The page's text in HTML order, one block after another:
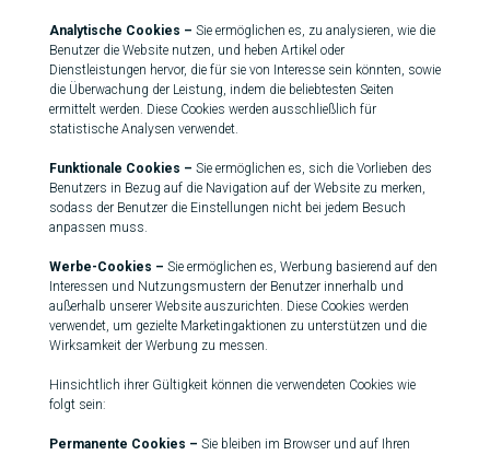
Analytische Cookies – Sie ermöglichen es, zu analysieren, wie die
Benutzer die Website nutzen, und heben Artikel oder
Dienstleistungen hervor, die für sie von Interesse sein könnten, sowie
die Überwachung der Leistung, indem die beliebtesten Seiten
ermittelt werden. Diese Cookies werden ausschließlich für
statistische Analysen verwendet.
Funktionale Cookies – Sie ermöglichen es, sich die Vorlieben des
Benutzers in Bezug auf die Navigation auf der Website zu merken,
sodass der Benutzer die Einstellungen nicht bei jedem Besuch
anpassen muss.
Werbe-Cookies – Sie ermöglichen es, Werbung basierend auf den
Interessen und Nutzungsmustern der Benutzer innerhalb und
außerhalb unserer Website auszurichten. Diese Cookies werden
verwendet, um gezielte Marketingaktionen zu unterstützen und die
Wirksamkeit der Werbung zu messen.
Hinsichtlich ihrer Gültigkeit können die verwendeten Cookies wie
folgt sein:
Permanente Cookies – Sie bleiben im Browser und auf Ihren